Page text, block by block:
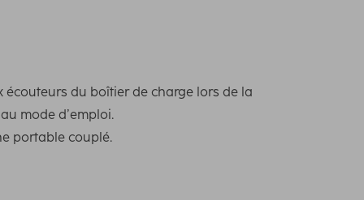
du boîtier de charge lors de la
mode d’emploi.
portable couplé.